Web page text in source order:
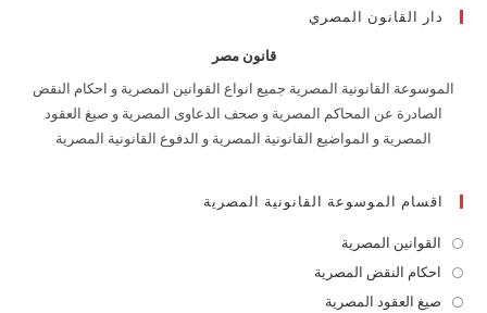
دار القانون المصري
قانون مصر
الموسوعة القانونية المصرية جميع انواع القوانين المصرية و احكام النقض
الصادرة عن المحاكم المصرية و صحف الدعاوى المصرية و صيغ العقود
المصرية و المواضيع القانونية المصرية و الدفوع القانونية المصرية
اقسام الموسوعة القانونية المصرية
القوانين المصرية
in
a
احكام النقض المصرية
صيغ العقود المصرية